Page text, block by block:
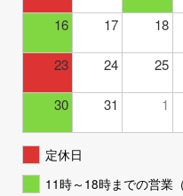
16 17 18
23 24 25
30 31 1
定休日
11時～18時までの営業